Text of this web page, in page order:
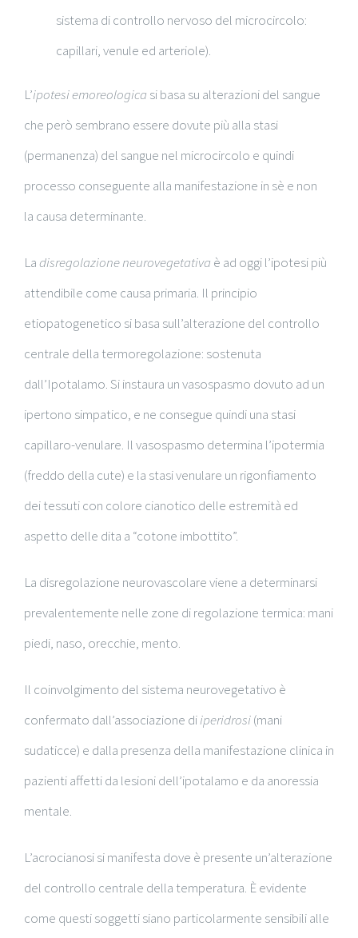
sistema di controllo nervoso del microcircolo:
capillari, venule ed arteriole).
L’ipotesi emoreologica si basa su alterazioni del sangue
che però sembrano essere dovute più alla stasi
(permanenza) del sangue nel microcircolo e quindi
processo conseguente alla manifestazione in sè e non
la causa determinante.
Ladisregolazione neurovegetativa è ad oggi l’ipotesi più
attendibile come causa primaria. Il principio
etiopatogenetico si basa sull’alterazione del controllo
centrale della termoregolazione: sostenuta
dall’Ipotalamo. Si instaura un vasospasmo dovuto ad un
ipertono simpatico, e ne consegue quindi una stasi
capillaro-venulare. Il vasospasmo determina l’ipotermia
(freddo della cute) e la stasi venulare un rigonfiamento
dei tessuti con colore cianotico delle estremità ed
aspetto delle dita a “cotone imbottito”.
La disregolazione neurovascolare viene a determinarsi
prevalentemente nelle zone di regolazione termica: mani
piedi, naso, orecchie, mento.
Il coinvolgimento del sistema neurovegetativo è
confermato dall’associazione diiperidrosi(mani
sudaticce) e dalla presenza della manifestazione clinica in
pazienti affetti da lesioni dell’ipotalamo e da anoressia
mentale.
L’acrocianosi si manifesta dove è presente un’alterazione
del controllo centrale della temperatura. È evidente
come questi soggetti siano particolarmente sensibili alle